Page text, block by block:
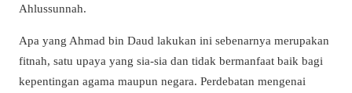
Ahlussunnah.
Apa yang Ahmad bin Daud lakukan ini sebenarnya merupakan
fitnah, satu upaya yang sia-sia dan tidak bermanfaat baik bagi
kepentingan agama maupun negara. Perdebatan mengenai